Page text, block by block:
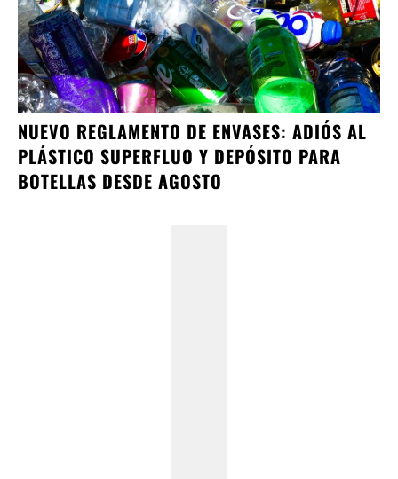
NUEVO REGLAMENTO DE ENVASES: ADIÓS AL
PLÁSTICO SUPERFLUO Y DEPÓSITO PARA
BOTELLAS DESDE AGOSTO